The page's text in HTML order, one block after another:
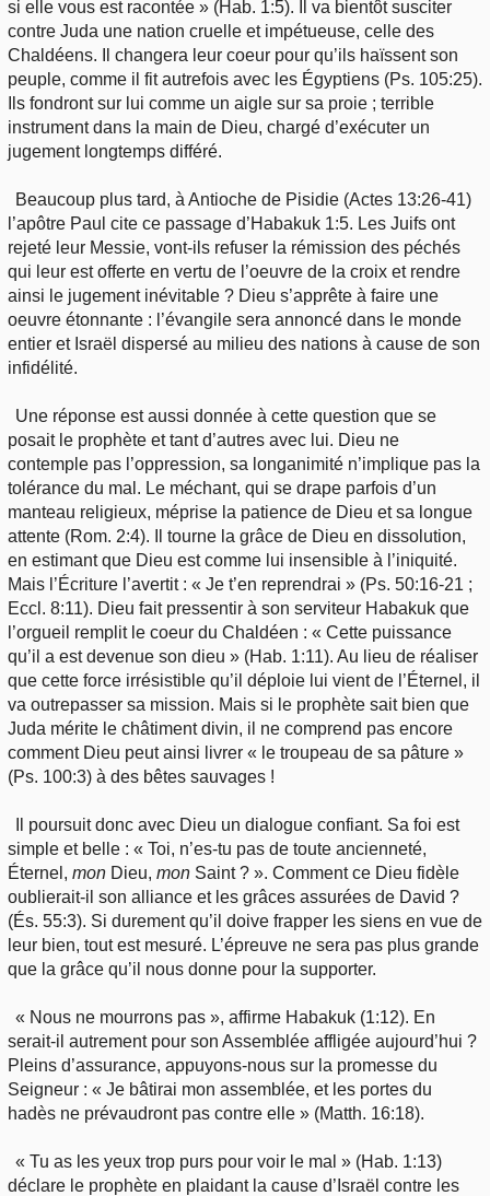
si elle vous est racontée » (Hab. 1:5). Il va bientôt susciter
contre Juda une nation cruelle et impétueuse, celle des
Chaldéens. Il changera leur coeur pour qu’ils haïssent son
peuple, comme il fit autrefois avec les Égyptiens (Ps. 105:25).
Ils fondront sur lui comme un aigle sur sa proie ; terrible
instrument dans la main de Dieu, chargé d’exécuter un
jugement longtemps différé.
Beaucoup plus tard, à Antioche de Pisidie (Actes 13:26-41)
l’apôtre Paul cite ce passage d’Habakuk 1:5. Les Juifs ont
rejeté leur Messie, vont-ils refuser la rémission des péchés
qui leur est offerte en vertu de l’oeuvre de la croix et rendre
ainsi le jugement inévitable ? Dieu s’apprête à faire une
oeuvre étonnante : l’évangile sera annoncé dans le monde
entier et Israël dispersé au milieu des nations à cause de son
infidélité.
Une réponse est aussi donnée à cette question que se
posait le prophète et tant d’autres avec lui. Dieu ne
contemple pas l’oppression, sa longanimité n’implique pas la
tolérance du mal. Le méchant, qui se drape parfois d’un
manteau religieux, méprise la patience de Dieu et sa longue
attente (Rom. 2:4). Il tourne la grâce de Dieu en dissolution,
en estimant que Dieu est comme lui insensible à l’iniquité.
Mais l’Écriture l’avertit : « Je t’en reprendrai » (Ps. 50:16-21 ;
Eccl. 8:11). Dieu fait pressentir à son serviteur Habakuk que
l’orgueil remplit le coeur du Chaldéen : « Cette puissance
qu’il a est devenue son dieu » (Hab. 1:11). Au lieu de réaliser
que cette force irrésistible qu’il déploie lui vient de l’Éternel, il
va outrepasser sa mission. Mais si le prophète sait bien que
Juda mérite le châtiment divin, il ne comprend pas encore
comment Dieu peut ainsi livrer « le troupeau de sa pâture »
(Ps. 100:3) à des bêtes sauvages !
Il poursuit donc avec Dieu un dialogue confiant. Sa foi est
simple et belle : « Toi, n’es-tu pas de toute ancienneté,
Éternel, mon Dieu, mon Saint ? ». Comment ce Dieu fidèle
oublierait-il son alliance et les grâces assurées de David ?
(És. 55:3). Si durement qu’il doive frapper les siens en vue de
leur bien, tout est mesuré. L’épreuve ne sera pas plus grande
que la grâce qu’il nous donne pour la supporter.
« Nous ne mourrons pas », affirme Habakuk (1:12). En
serait-il autrement pour son Assemblée affligée aujourd’hui ?
Pleins d’assurance, appuyons-nous sur la promesse du
Seigneur : « Je bâtirai mon assemblée, et les portes du
hadès ne prévaudront pas contre elle » (Matth. 16:18).
« Tu as les yeux trop purs pour voir le mal » (Hab. 1:13)
déclare le prophète en plaidant la cause d’Israël contre les